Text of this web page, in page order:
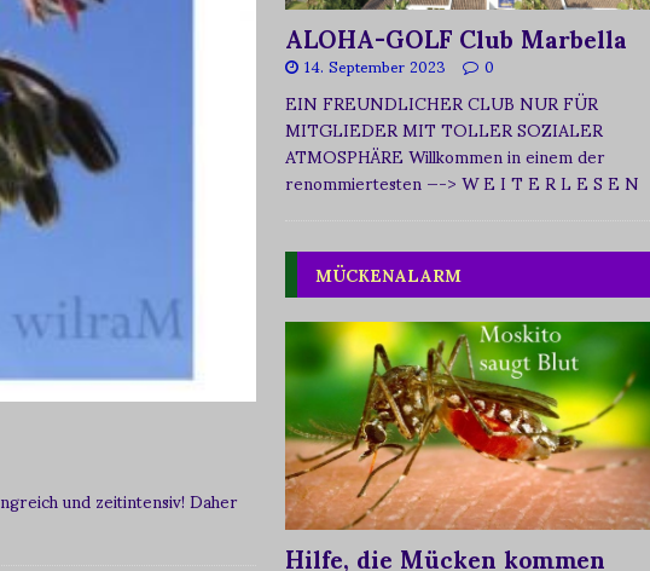
und zeitintensiv! Daher
ALOHA-GOLF Club Marbella
14. September 2023 0
EIN FREUNDLICHER CLUB NUR FÜR
MITGLIEDER MIT TOLLER SOZIALER
ATMOSPHÄRE Willkommen in einem der
renommiertesten—-> W E I T E R L E S E N
MÜCKENALARM